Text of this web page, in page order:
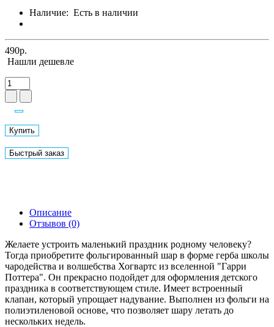
Наличие: Есть в наличии
490р.
Нашли дешевле
Купить
Быстрый заказ
Описание
Отзывов (0)
Желаете устроить маленький праздник родному человеку?
Тогда приобретите фольгированный шар в форме герба школы
чародейства и волшебства Хогвартс из вселенной "Гарри
Поттера". Он прекрасно подойдет для оформления детского
праздника в соответствующем стиле. Имеет встроенный
клапан, который упрощает надувание. Выполнен из фольги на
полиэтиленовой основе, что позволяет шару летать до
нескольких недель.